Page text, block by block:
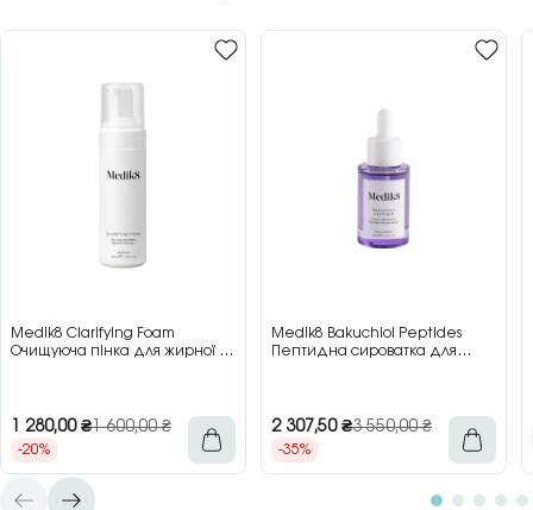
Medik8 Clarifying Foam
Очищуюча пінка для жирної та
1 280,00₴1 600,00₴
-20%
Medik8 Bakuchiol Peptides
Пептидна сироватка для
2 307,50₴3 550,00₴
-35%